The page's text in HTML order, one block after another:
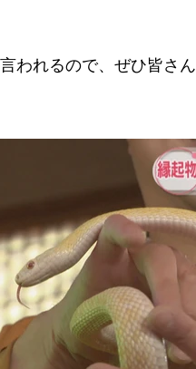
われるので、ぜひ皆さ